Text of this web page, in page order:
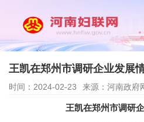
王凯在郑州市调研企业发展
时间：2024-02-23 来源：河南政府
王凯在郑州市调研